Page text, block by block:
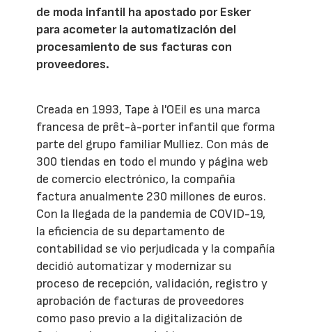
de moda infantil ha apostado por Esker
para acometer la automatización del
procesamiento de sus facturas con
proveedores.
Creada en 1993, Tape à l'OEil es una marca
francesa de prêt-à-porter infantil que forma
parte del grupo familiar Mulliez. Con más de
300 tiendas en todo el mundo y página web
de comercio electrónico, la compañía
factura anualmente 230 millones de euros.
Con la llegada de la pandemia de COVID-19,
la eficiencia de su departamento de
contabilidad se vio perjudicada y la compañía
decidió automatizar y modernizar su
proceso de recepción, validación, registro y
aprobación de facturas de proveedores
como paso previo a la digitalización de